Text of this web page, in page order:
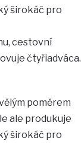
širokáč pro
cestovní
čtyřiadváca.
poměrem
ale produkuje
širokáč pro